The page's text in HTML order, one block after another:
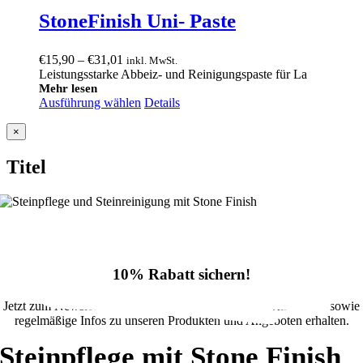
StoneFinish Uni- Paste
€15,90 – €31,01 Preisspanne:
€15,90
€31,01
inkl. MwSt.
Leistungsstarke Abbeiz- und Reinigungspaste für La
Mehr lesen
Ausführung wählen Details
Close
product
view
×
Titel
10% Rabatt sichern!
Jetzt zum Newsletter anmelden und 10% Rabatt im Onlineshop sowie
regelmäßige Infos zu unseren Produkten und Angeboten erhalten.
Steinpflege mit Stone Finish